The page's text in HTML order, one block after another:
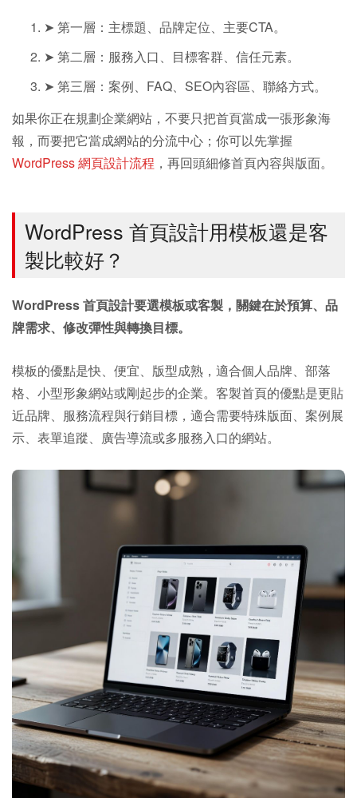
➤ 第一層：主標題、品牌定位、主要CTA。
➤ 第二層：服務入口、目標客群、信任元素。
➤ 第三層：案例、FAQ、SEO內容區、聯絡方式。
如果你正在規劃企業網站，不要只把首頁當成一張形象海
報，而要把它當成網站的分流中心；你可以先掌握
WordPress 網頁設計流程 ，再回頭細修首頁內容與版面。
WordPress 首頁設計用模板還是客
製比較好？
WordPress 首頁設計要選模板或客製，關鍵在於預算、品
牌需求、修改彈性與轉換目標。
模板的優點是快、便宜、版型成熟，適合個人品牌、部落
格、小型形象網站或剛起步的企業。客製首頁的優點是更貼
近品牌、服務流程與行銷目標，適合需要特殊版面、案例展
示、表單追蹤、廣告導流或多服務入口的網站。